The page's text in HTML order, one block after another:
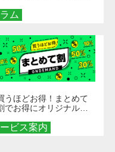
ム
メリットを解説
ビス案内
うほどお得！まとめて
でお得にオリジナルグ